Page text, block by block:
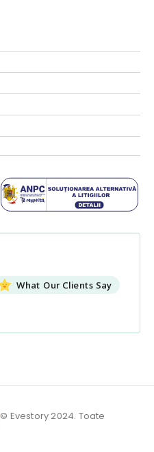
What Our Clients Say
© Evestory 2024. Toate